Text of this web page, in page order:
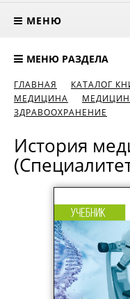
МЕНЮ
МЕНЮ РАЗДЕЛА
ГЛАВНАЯ КАТАЛОГ
МЕДИЦИНА
ЗДРАВООХРАНЕНИЕ
История